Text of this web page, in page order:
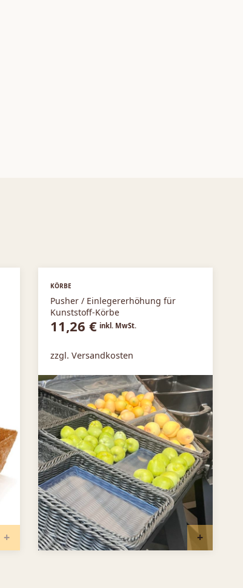
IN DEN WARENKORB
KÖRBE
Pusher / Einlegererhöhung für
Kunststoff-Körbe
11,26 € inkl. MwSt.
zzgl. Versandkosten